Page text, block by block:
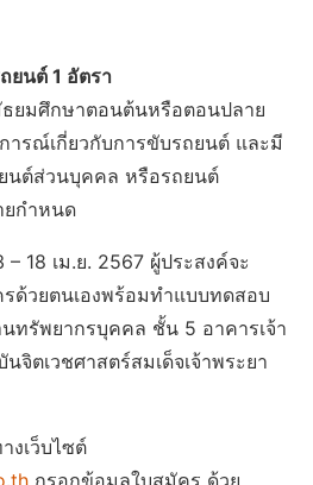
ยนต์ 1 อัตรา
ยมศึกษาตอนต้นหรือตอนปลาย
รณ์เกี่ยวกับการขับรถยนต์ และมี
ต์ส่วนบุคคล หรือรถยนต์
กําหนด
18 เม.ย. 2567 ผู้ประสงค์จะ
ด้วยตนเองพร้อมทําแบบทดสอบ
ทรัพยากรบุคคล ชั้น 5 อาคารเจ้า
จิตเวชศาสตร์สมเด็จเจ้าพระยา
งเว็บไซต์
กรอกข้อมูลใบสมัคร ด้วย